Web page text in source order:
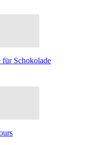
für Schokolade